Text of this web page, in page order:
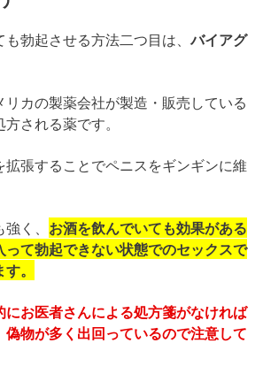
も勃起させる方法二つ目は、バイアグ
カの製薬会社が製造・販売している
される薬です。
張することでペニスをギンギンに維
く、 お酒を飲んでいても効果がある
って勃起できない状態でのセックスで
。
にお医者さんによる処方箋がなければ
物が多く出回っているので注意して